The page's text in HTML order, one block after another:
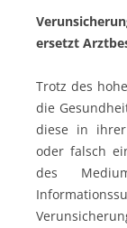
ersetzt
Trotz des
die
diese in
oder falsch
des